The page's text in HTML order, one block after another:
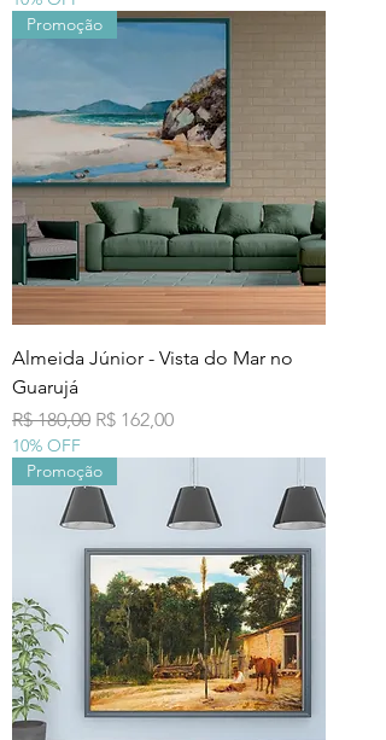
Promoção
Almeida Júnior - Vista do Mar no
Guarujá
Preço normal
R$ 180,00 Preço promocional
R$ 162,00
10% OFF
Promoção